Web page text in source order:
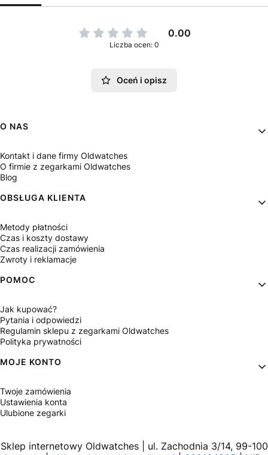
0.00
Liczba ocen: 0
Oceń i opisz
Linki w stopce
O NAS
Kontakt i dane firmy Oldwatches
O firmie z zegarkami Oldwatches
Blog
OBSŁUGA KLIENTA
Metody płatności
Czas i koszty dostawy
Czas realizacji zamówienia
Zwroty i reklamacje
POMOC
Jak kupować?
Pytania i odpowiedzi
Regulamin sklepu z zegarkami Oldwatches
Polityka prywatności
MOJE KONTO
Twoje zamówienia
Ustawienia konta
Ulubione zegarki
Sklep internetowy Oldwatches | ul. Zachodnia 3/14, 99-100